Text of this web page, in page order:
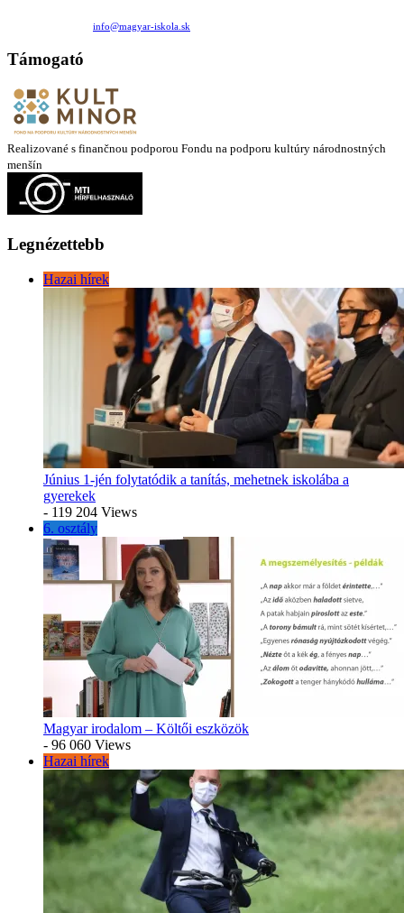
info@magyar-iskola.sk
Támogató
Realizované s finančnou podporou Fondu na podporu kultúry národnostných
menšín
Legnézettebb
Hazai hírek
Június 1-jén folytatódik a tanítás, mehetnek iskolába a
gyerekek
- 119 204 Views
6. osztály
Magyar irodalom – Költői eszközök
- 96 060 Views
Hazai hírek